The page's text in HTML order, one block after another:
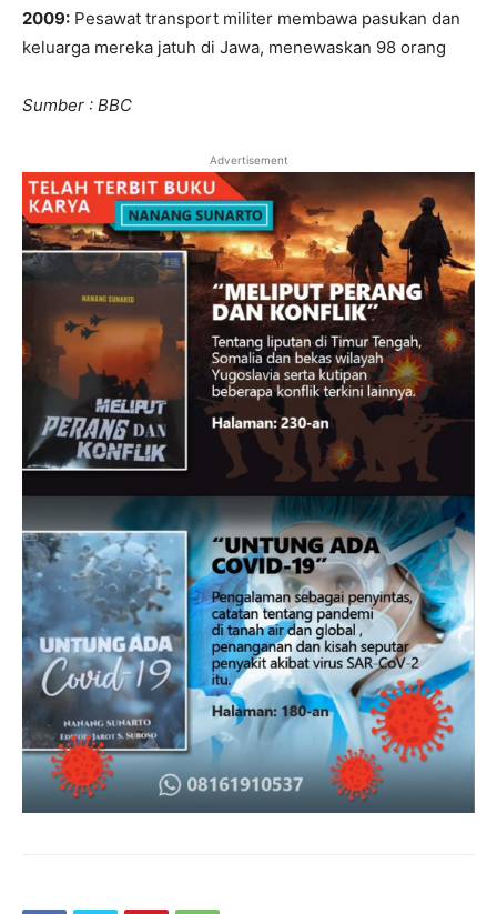
2009: Pesawat transport militer membawa pasukan dan
keluarga mereka jatuh di Jawa, menewaskan 98 orang
Sumber : BBC
Advertisement